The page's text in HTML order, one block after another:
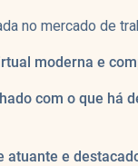
no mercado de
moderna e
com o que há
atuante e